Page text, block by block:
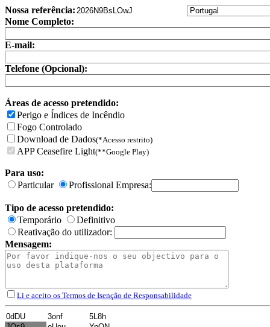
Nossa referência:
Nome Completo:
E-mail:
Telefone (Opcional):
Áreas de acesso pretendido:
Perigo e Índices de Incêndio
Fogo Controlado
Download de Dados(*Acesso restrito)
APP Ceasefire Light(**Google Play)
Para uso:
Particular
Profissional Empresa:
Tipo de acesso pretendido:
Temporário
Definitivo
Reativação do utilizador:
Mensagem:
Li e aceito os Termos de Isenção de Responsabilidade